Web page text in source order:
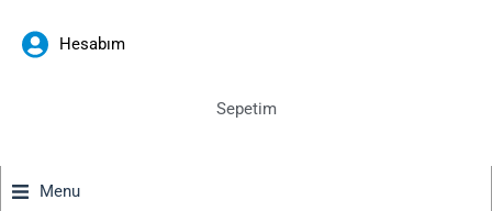
Hesabım
Sepetim
Menu